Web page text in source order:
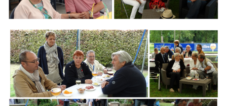
Branding
ARMCHAIR